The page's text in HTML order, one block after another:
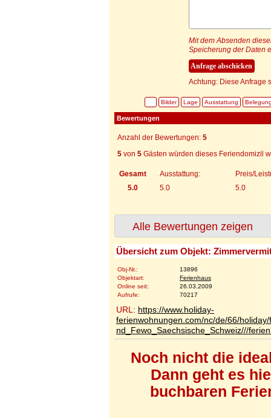
Mit dem Absenden
Speicherung der Daten
Achtung: Diese Anfrage
Bilder Lage Ausstattung
Bewertungen
Anzahl der Bewertungen: 5
5 von 5 Gästen würden dieses Feriendomizil
Gesamt
5.0
Ausstattung:
5.0
Preis/
5.0
Alle Bewertungen zeigen
Übersicht zum Objekt:
Obj-Nr.:
13896
Objektart:
Ferienhaus
Online seit:
26.03.2009
Aufrufe:
70217
URL: https://www.holiday-
ferienwohnungen.com/nc/de/66/
nd_Fewo_Saechsische_Schweiz///
Noch nicht die
Dann geht es
buchbaren